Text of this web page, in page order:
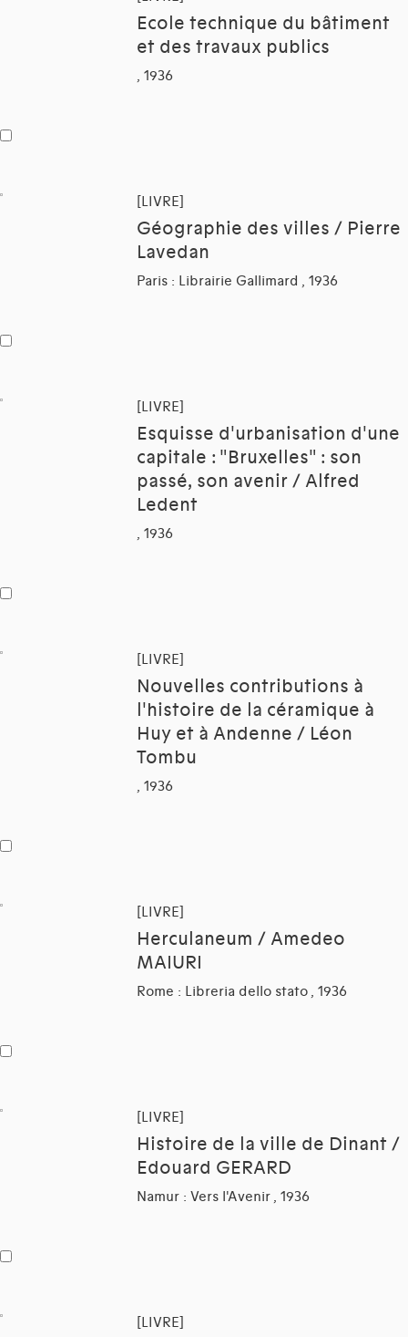
Ecole technique du bâtiment
et des travaux publics
, 1936
[LIVRE]
Géographie des villes / Pierre
Lavedan
Paris : Librairie Gallimard , 1936
[LIVRE]
Esquisse d'urbanisation d'une
capitale : "Bruxelles" : son
passé, son avenir / Alfred
Ledent
, 1936
[LIVRE]
Nouvelles contributions à
l'histoire de la céramique à
Huy et à Andenne / Léon
Tombu
, 1936
[LIVRE]
Herculaneum / Amedeo
MAIURI
Rome : Libreria dello stato , 1936
[LIVRE]
Histoire de la ville de Dinant /
Edouard GERARD
Namur : Vers l'Avenir , 1936
[LIVRE]